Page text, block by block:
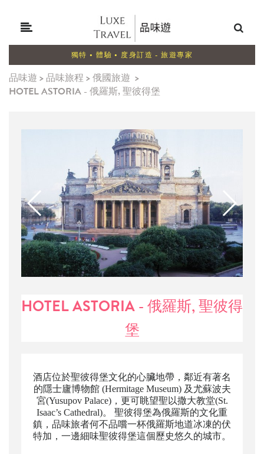
獨特 • 體驗 • 度身訂造 - 旅遊專家
品味遊 > 品味旅程 >俄國旅遊 >
HOTEL ASTORIA - 俄羅斯, 聖彼得堡
HOTEL ASTORIA - 俄羅斯, 聖彼得
堡
酒店位於聖彼得堡文化的心臟地帶，鄰近有著名
的隱士廬博物館 (Hermitage Museum) 及尤蘇波夫
宮(Yusupov Palace)，更可眺望聖以撒大教堂(St.
Isaac’s Cathedral)。 聖彼得堡為俄羅斯的文化重
鎮，品味旅者何不品嚐一杯俄羅斯地道冰凍的伏
特加，一邊細味聖彼得堡這個歷史悠久的城市。